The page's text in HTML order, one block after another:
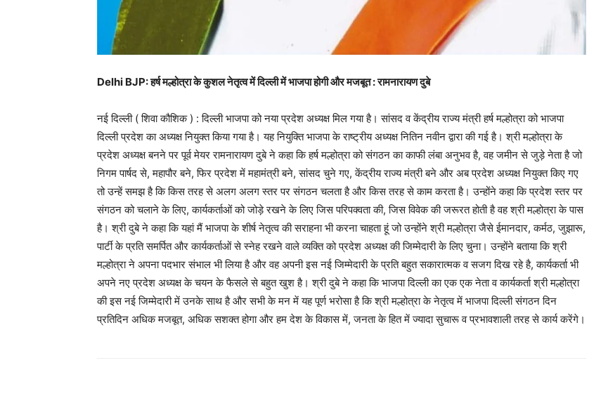
Delhi BJP: हर्ष मल्होत्रा के कुशल नेतृत्व में दिल्ली में भाजपा होगी और मजबूत : रामनारायण दुबे
नई दिल्ली ( शिवा कौशिक ) : दिल्ली भाजपा को नया प्रदेश अध्यक्ष मिल गया है। सांसद व केंद्रीय राज्य मंत्री हर्ष मल्होत्रा को भाजपा
दिल्ली प्रदेश का अध्यक्ष नियुक्त किया गया है। यह नियुक्ति भाजपा के राष्ट्रीय अध्यक्ष नितिन नवीन द्वारा की गई है। श्री मल्होत्रा के
प्रदेश अध्यक्ष बनने पर पूर्व मेयर रामनारायण दुबे ने कहा कि हर्ष मल्होत्रा को संगठन का काफी लंबा अनुभव है, वह जमीन से जुड़े नेता है जो
निगम पार्षद से, महापौर बने, फिर प्रदेश में महामंत्री बने, सांसद चुने गए, केंद्रीय राज्य मंत्री बने और अब प्रदेश अध्यक्ष नियुक्त किए गए
तो उन्हें समझ है कि किस तरह से अलग अलग स्तर पर संगठन चलता है और किस तरह से काम करता है। उन्होंने कहा कि प्रदेश स्तर पर
संगठन को चलाने के लिए, कार्यकर्ताओं को जोड़े रखने के लिए जिस परिपक्वता की, जिस विवेक की जरूरत होती है वह श्री मल्होत्रा के पास
है। श्री दुबे ने कहा कि यहां मैं भाजपा के शीर्ष नेतृत्व की सराहना भी करना चाहता हूं जो उन्होंने श्री मल्होत्रा जैसे ईमानदार, कर्मठ, जुझारू,
पार्टी के प्रति समर्पित और कार्यकर्ताओं से स्नेह रखने वाले व्यक्ति को प्रदेश अध्यक्ष की जिम्मेदारी के लिए चुना। उन्होंने बताया कि श्री
मल्होत्रा ने अपना पदभार संभाल भी लिया है और वह अपनी इस नई जिम्मेदारी के प्रति बहुत सकारात्मक व सजग दिख रहे है, कार्यकर्ता भी
अपने नए प्रदेश अध्यक्ष के चयन के फैसले से बहुत खुश है। श्री दुबे ने कहा कि भाजपा दिल्ली का एक एक नेता व कार्यकर्ता श्री मल्होत्रा
की इस नई जिम्मेदारी में उनके साथ है और सभी के मन में यह पूर्ण भरोसा है कि श्री मल्होत्रा के नेतृत्व में भाजपा दिल्ली संगठन दिन
प्रतिदिन अधिक मजबूत, अधिक सशक्त होगा और हम देश के विकास में, जनता के हित में ज्यादा सुचारू व प्रभावशाली तरह से कार्य करेंगे।